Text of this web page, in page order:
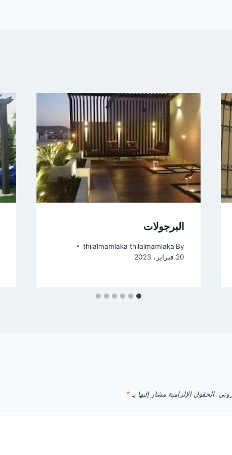
البرجولات
By
thilalmamlaka thilalmamlaka
20 فبراير، 2023
الحقول الإلزامية مشار إليها بـ *